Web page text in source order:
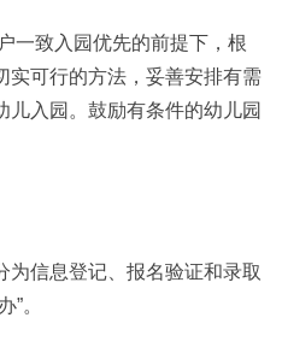
一致入园优先的前提下，根
实可行的方法，妥善安排有需
入园。鼓励有条件的幼儿园
信息登记、报名验证和录取
”。